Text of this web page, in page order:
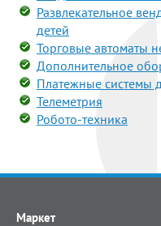
Развлекательное
детей
Торговые автоматы
Дополнительное
Платежные системы
Телеметрия
Робото-техника
Маркет